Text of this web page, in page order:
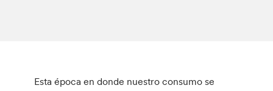
Esta época en donde nuestro consumo se